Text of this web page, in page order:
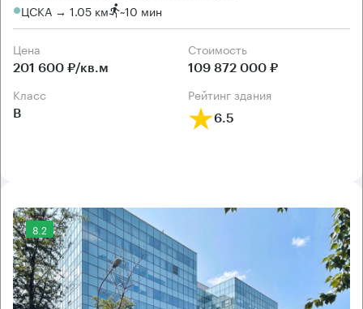
ЦСКА → 1.05 км ~10 мин
Цена
201 600 ₽/кв.м
Cтоимость
109 872 000 ₽
класс
B
рейтинг здания
6.5
8.2